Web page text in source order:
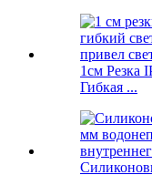
1см Резка
Гибкая ...